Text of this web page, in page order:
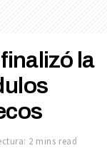
la
2 mins read